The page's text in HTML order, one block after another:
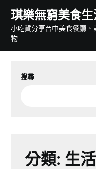
content
琪樂無窮美食生
小吃貨分享台中美食餐廳
物
搜尋
分類: 生